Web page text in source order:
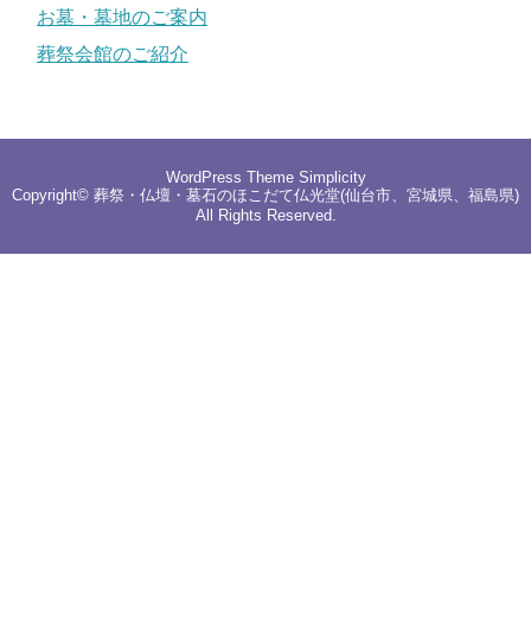
お墓・墓地のご案内
葬祭会館のご紹介
WordPress Theme Simplicity
Copyright© 葬祭・仏壇・墓石のほこだて仏光堂(仙台市、宮城県、福島県)
All Rights Reserved.